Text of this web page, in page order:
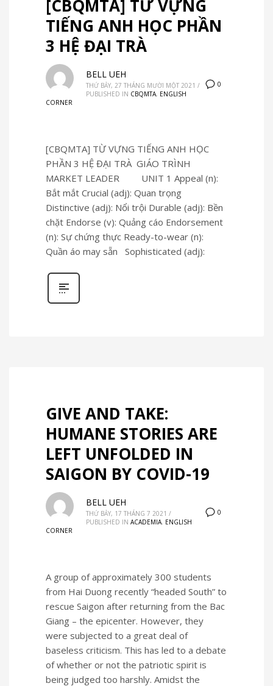
[CBQMTA] TỪ VỰNG
TIẾNG ANH HỌC PHẦN
3 HỆ ĐẠI TRÀ
0
BELL UEH
THỨ BẢY, 27 THÁNG MƯỜI MỘT 2021 /
PUBLISHED IN CBQMTA, ENGLISH
CORNER
[CBQMTA] TỪ VỰNG TIẾNG ANH HỌC
PHẦN 3 HỆ ĐẠI TRÀ GIÁO TRÌNH
MARKET LEADER UNIT 1 Appeal (n):
Bắt mắt Crucial (adj): Quan trọng
Distinctive (adj): Nổi trội Durable (adj): Bền
chặt Endorse (v): Quảng cáo Endorsement
(n): Sự chứng thực Ready-to-wear (n):
Quần áo may sẵn Sophisticated (adj):
GIVE AND TAKE:
HUMANE STORIES ARE
LEFT UNFOLDED IN
SAIGON BY COVID-19
0
BELL UEH
THỨ BẢY, 17 THÁNG 7 2021 /
PUBLISHED IN ACADEMIA, ENGLISH
CORNER
A group of approximately 300 students
from Hai Duong recently “headed South” to
rescue Saigon after returning from the Bac
Giang – the epicenter. However, they
were subjected to a great deal of
baseless criticism. This has led to a debate
of whether or not the patriotic spirit is
being judged too harshly. Amidst the